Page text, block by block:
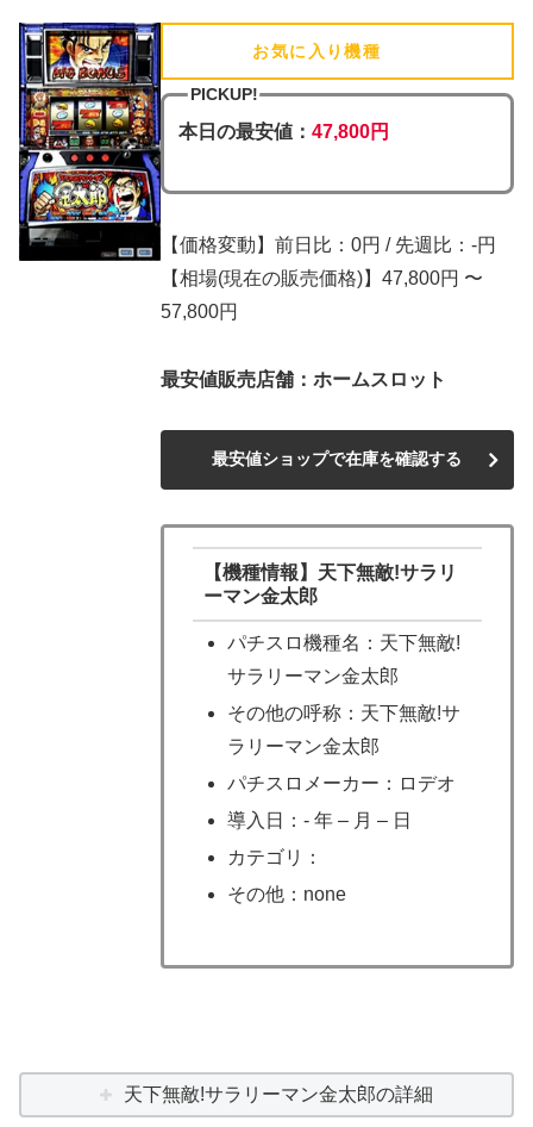
お気に入り機種
PICKUP!
本日の最安値：47,800円
【価格変動】前日比：0円 / 先週比：-円
【相場(現在の販売価格)】47,800円 〜
57,800円
最安値販売店舗：ホームスロット
最安値ショップで在庫を確認する
【機種情報】天下無敵!サラリ
ーマン金太郎
パチスロ機種名：天下無敵!
サラリーマン金太郎
その他の呼称：天下無敵!サ
ラリーマン金太郎
パチスロメーカー：ロデオ
導入日：- 年 – 月 – 日
カテゴリ：
その他：none
天下無敵!サラリーマン金太郎の詳細